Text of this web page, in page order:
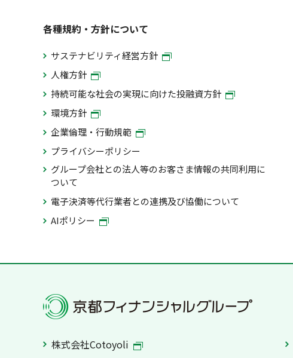
各種規約・方針について
サステナビリティ経営方針
人権方針
持続可能な社会の実現に向けた投融資方針
環境方針
企業倫理・行動規範
プライバシーポリシー
グループ会社との法人等のお客さま情報の共同利用に
ついて
電子決済等代行業者との連携及び協働について
AIポリシー
株式会社Cotoyoli